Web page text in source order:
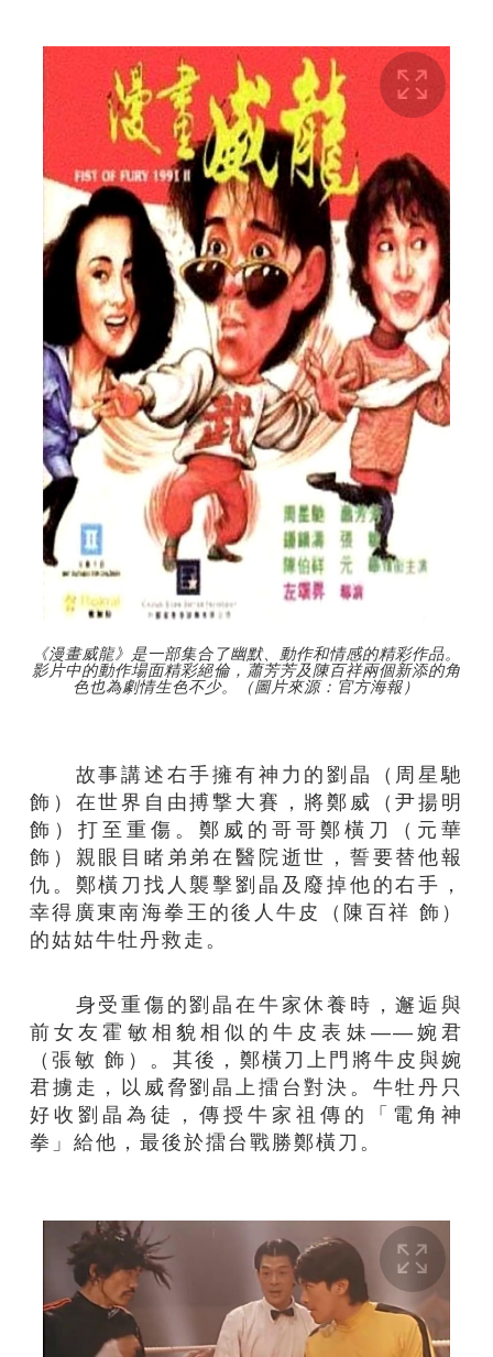
《漫畫威龍》是一部集合了幽默、動作和情感的精彩作品。
影片中的動作場面精彩絕倫，蕭芳芳及陳百祥兩個新添的角
色也為劇情生色不少。（圖片來源：官方海報）
故事講述右手擁有神力的劉晶（周星馳
飾）在世界自由搏撃大賽，將鄭威（尹揚明
飾）打至重傷。鄭威的哥哥鄭橫刀（元華
飾）親眼目睹弟弟在醫院逝世，誓要替他報
仇。鄭橫刀找人襲擊劉晶及廢掉他的右手，
幸得廣東南海拳王的後人牛皮（陳百祥 飾）
的姑姑牛牡丹救走。
身受重傷的劉晶在牛家休養時，邂逅與
前女友霍敏相貌相似的牛皮表妹——婉君
（張敏 飾）。其後，鄭橫刀上門將牛皮與婉
君擄走，以威脅劉晶上擂台對決。牛牡丹只
好收劉晶為徒，傳授牛家祖傳的「電角神
拳」給他，最後於擂台戰勝鄭橫刀。